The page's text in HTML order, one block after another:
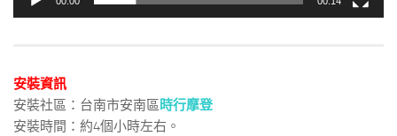
安裝資訊
安裝社區：台南市安南區時行摩登
安裝時間：約4個小時左右。